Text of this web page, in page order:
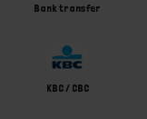
Bank transfer
KBC / CBC